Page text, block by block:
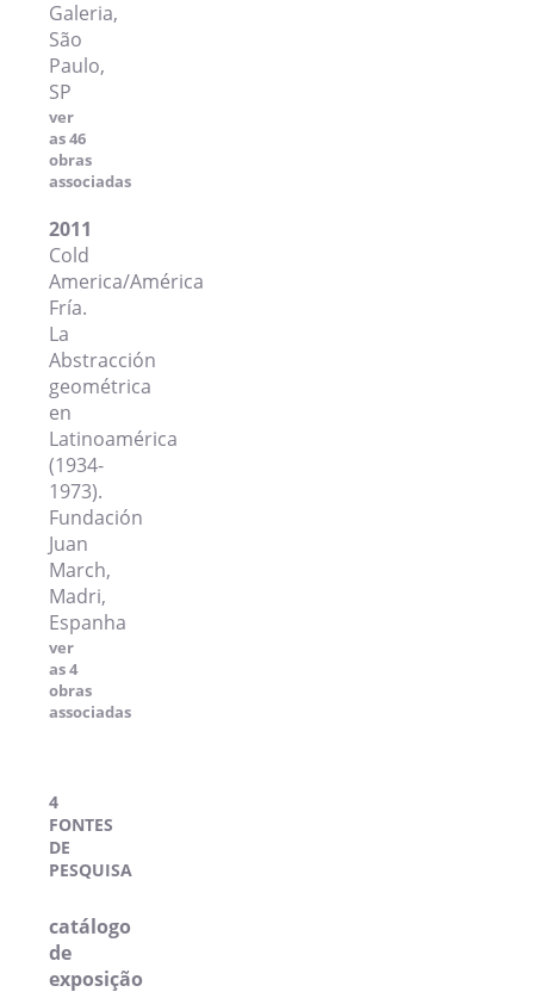
Galeria,
São
Paulo,
SP
ver
as 46
obras
associadas
2011
Cold
America/América
Fría.
La
Abstracción
geométrica
en
Latinoamérica
(1934-
1973).
Fundación
Juan
March,
Madri,
Espanha
ver
as 4
obras
associadas
4
FONTES
DE
PESQUISA
catálogo
de
exposição